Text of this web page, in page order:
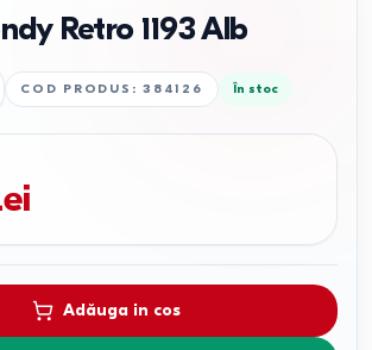
Retro 1193 Alb
COD PRODUS :384126 În stoc
Adăuga in cos